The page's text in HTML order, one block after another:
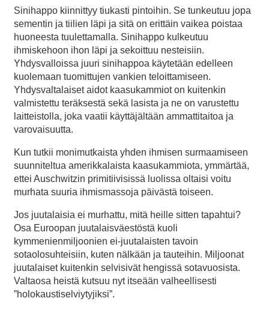
Sinihappo kiinnittyy tiukasti pintoihin. Se tunkeutuu jopa
sementin ja tiilien läpi ja sitä on erittäin vaikea poistaa
huoneesta tuulettamalla. Sinihappo kulkeutuu
ihmiskehoon ihon läpi ja sekoittuu nesteisiin.
Yhdysvalloissa juuri sinihappoa käytetään edelleen
kuolemaan tuomittujen vankien teloittamiseen.
Yhdysvaltalaiset aidot kaasukammiot on kuitenkin
valmistettu teräksestä sekä lasista ja ne on varustettu
laitteistolla, joka vaatii käyttäjältään ammattitaitoa ja
varovaisuutta.
Kun tutkii monimutkaista yhden ihmisen surmaamiseen
suunniteltua amerikkalaista kaasukammiota, ymmärtää,
ettei Auschwitzin primitiivisissä luolissa oltaisi voitu
murhata suuria ihmismassoja päivästä toiseen.
Jos juutalaisia ei murhattu, mitä heille sitten tapahtui?
Osa Euroopan juutalaisväestöstä kuoli
kymmenienmiljoonien ei-juutalaisten tavoin
sotaolosuhteisiin, kuten nälkään ja tauteihin. Miljoonat
juutalaiset kuitenkin selvisivät hengissä sotavuosista.
Valtaosa heistä kutsuu nyt itseään valheellisesti
”holokaustiselviytyjiksi”.